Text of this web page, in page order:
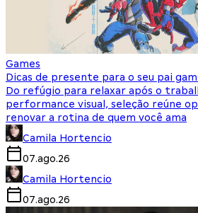
Games
Dicas de presente para o seu pai
Do refúgio para relaxar após o
performance visual, seleção reúne
renovar a rotina de quem você ama
Camila Hortencio
07.ago.26
Camila Hortencio
07.ago.26